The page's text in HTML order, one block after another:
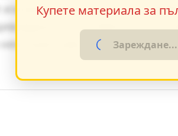
изгражда чрез умелото
особености на
в
Купете материала за
Зареждане...